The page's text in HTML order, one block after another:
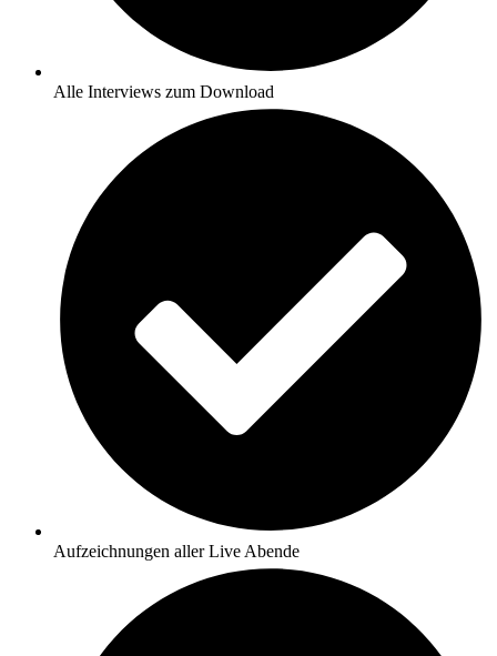
Alle Interviews zum Download
Aufzeichnungen aller Live Abende